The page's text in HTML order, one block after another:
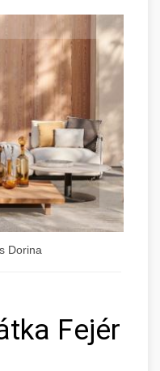
Dorina
Fejér